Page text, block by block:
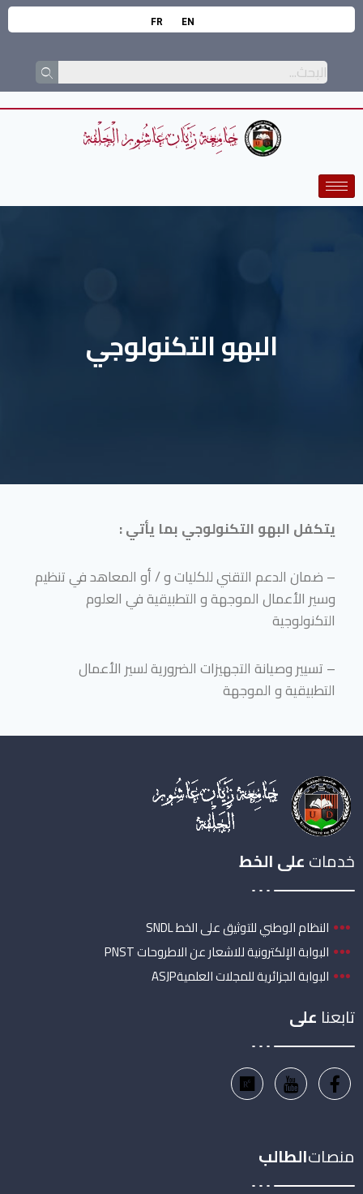
EN
FR
البهو التكنولوجي
يتكفل البهو التكنولوجي بما يأتي :
– ضمان الدعم التقني للكليات و / أو المعاهد في تنظيم
وسير الأعمال الموجهة و التطبيقية في العلوم
التكنولوجية
– تسيير وصيانة التجهيزات الضرورية لسير الأعمال
التطبيقية و الموجهة
خدماتعلى الخط
النظام الوطني للتوثيق على الخط SNDL
البوابة الإلكترونية للاشعار عن الاطروحات PNST
البوابة الجزائرية للمجلات العلميةASJP
تابعنا على
منصاتالطالب